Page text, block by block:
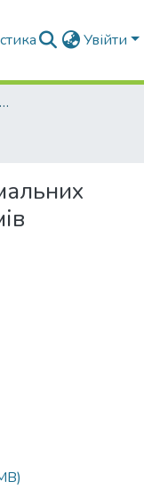
Увійти
Навчальні та наукові видання